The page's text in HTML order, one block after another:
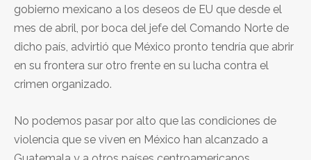
gobierno mexicano a los deseos de EU que desde el
mes de abril, por boca del jefe del Comando Norte de
dicho país, advirtió que México pronto tendría que abrir
en su frontera sur otro frente en su lucha contra el
crimen organizado.
No podemos pasar por alto que las condiciones de
violencia que se viven en México han alcanzado a